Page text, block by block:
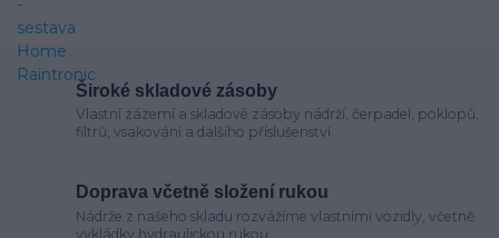
Široké skladové zásoby
Vlastní zázemí a skladové zásoby nádrží, čerpadel, poklopů,
filtrů, vsakování a dalšího příslušenství
Doprava včetně složení rukou
Nádrže z našeho skladu rozvážíme vlastními vozidly, včetně
vykládky hydraulickou rukou